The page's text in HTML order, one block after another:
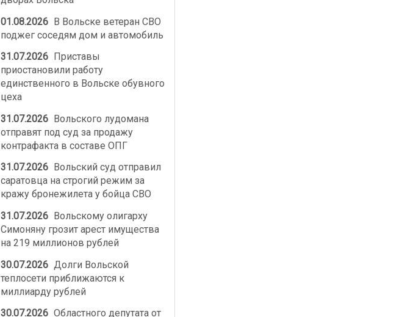
01.08.2026 В Вольске ветеран СВО
поджег соседям дом и автомобиль
31.07.2026
Приставы
приостановили работу
единственного в Вольске обувного
цеха
31.07.2026 Вольского лудомана
отправят под суд за продажу
контрафакта в составе ОПГ
31.07.2026
Вольский суд отправил
саратовца на строгий режим за
кражу бронежилета у бойца СВО
31.07.2026 Вольскому олигарху
Симоняну грозит арест имущества
на 219 миллионов рублей
30.07.2026 Долги Вольской
теплосети приближаются к
миллиарду рублей
30.07.2026 Областного депутата от